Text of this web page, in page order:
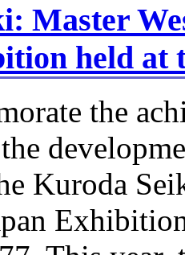
Master
held at
the
Kuroda